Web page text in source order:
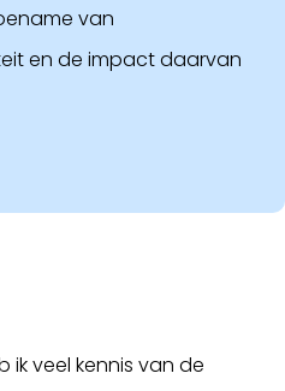
van
en de impact daarvan
ik veel kennis van de